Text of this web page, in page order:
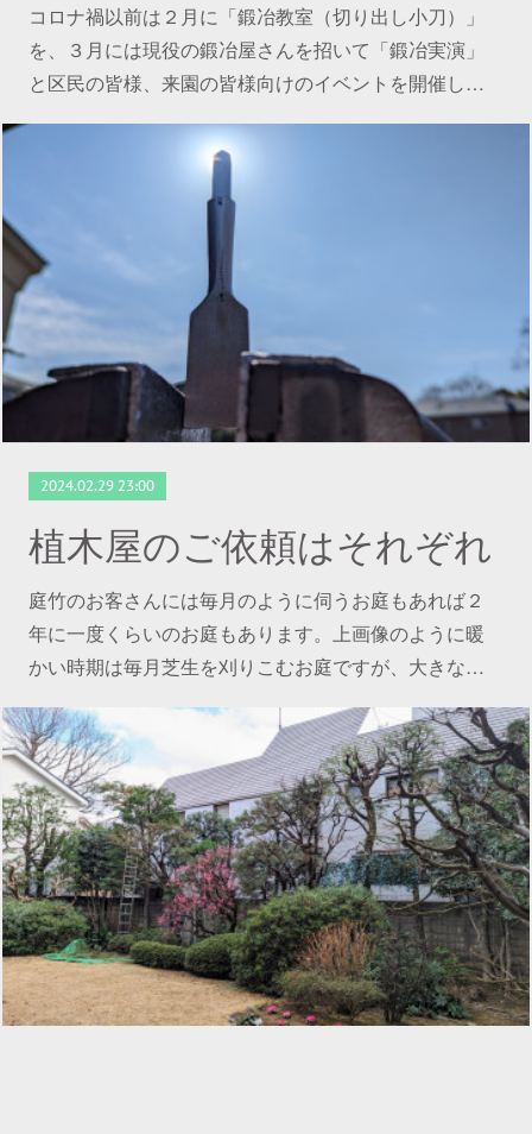
コロナ禍以前は２月に「鍛冶教室（切り出し小刀）」
を、３月には現役の鍛冶屋さんを招いて「鍛冶実演」
と区民の皆様、来園の皆様向けのイベントを開催し…
2024.02.29 23:00
植木屋のご依頼はそれぞれ
庭竹のお客さんには毎月のように伺うお庭もあれば２
年に一度くらいのお庭もあります。上画像のように暖
かい時期は毎月芝生を刈りこむお庭ですが、大きな…